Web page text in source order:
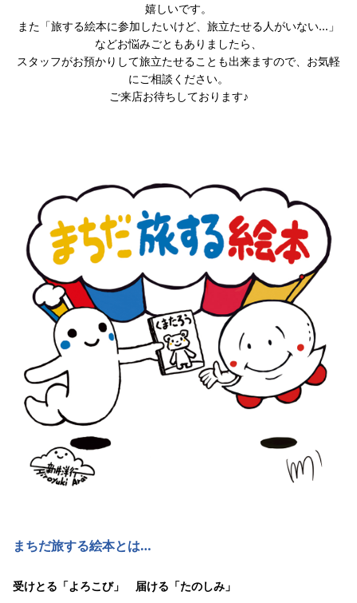
嬉しいです。
また「旅する絵本に参加したいけど、旅立たせる人がいない...」
などお悩みごともありましたら、
スタッフがお預かりして旅立たせることも出来ますので、お気軽
にご相談ください。
ご来店お待ちしております♪
まちだ旅する絵本とは…
受けとる「よろこび」 届ける「たのしみ」